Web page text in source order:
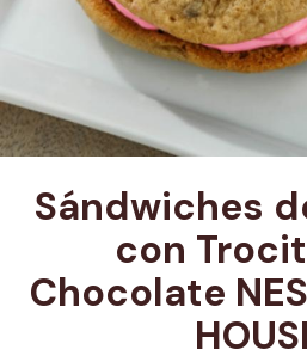
Sándwiches
con
Chocolate